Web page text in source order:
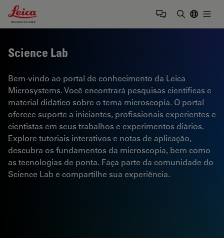
Leica Microsystems Logo
Science Lab
Bem-vindo ao portal de conhecimento da Leica
Microsystems. Você encontrará pesquisas científicas e
material didático sobre o tema microscopia. O portal
oferece suporte a iniciantes, profissionais experientes e
cientistas em seus trabalhos e experimentos diários.
Explore tutoriais interativos e notas de aplicação,
descubra os fundamentos da microscopia, bem como
as tecnologias de ponta. Faça parte da comunidade do
Science Lab e compartilhe sua experiência.